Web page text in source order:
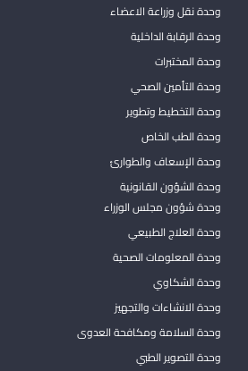
وحدة نقل وزراعة الاعضاء
وحدة الرقابة الداخلية
وحدة المختبرات
وحدة التأمين الصحي
وحدة التخطيط وتطوير
وحدة الطب الخاص
وحدة الإسعاف والطوارئ
وحدة الشؤون القانونية
وحدة شؤون مجلس الوزراء
وحدة العلاج الطبيعي
وحدة المعلومات الصحية
وحدة الشكاوي
وحدة الانشاءات والتجهيز
وحدة السلامة ومكافحة العدوى
وحدة التصوير الطبي